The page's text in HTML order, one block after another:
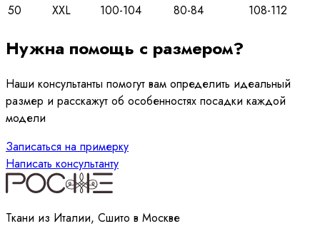
50
XXL 100-104 80-84 108-112
Нужна помощь с размером?
Наши консультанты помогут вам определить идеальный
размер и расскажут об особенностях посадки каждой
модели
Записаться на примерку
Написать консультанту
Ткани из Италии, Сшито в Москве